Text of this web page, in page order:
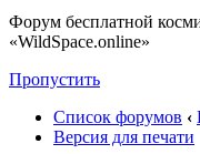
Форум бесплатной
«WildSpace.online»
Пропустить
Список форумов ‹
Версия для печати